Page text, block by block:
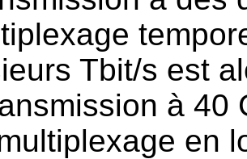
Tbit/s est
à 40
en